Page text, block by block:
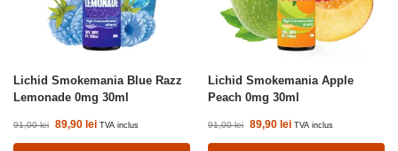
Lichid Smokemania Blue Razz
Lemonade 0mg 30ml
91,00lei 89,90 lei TVA inclus
Lichid Smokemania Apple
Peach 0mg 30ml
91,00lei 89,90 lei TVA inclus